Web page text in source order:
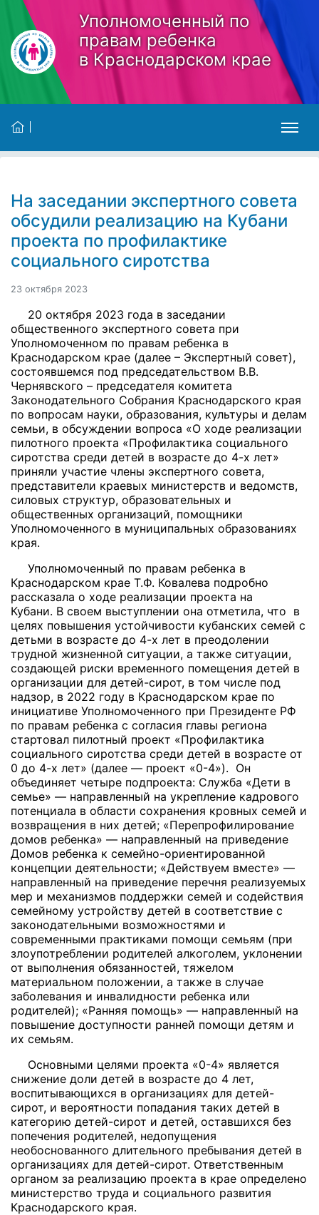
Skip to main content
Уполномоченный по
правам ребенка
в Краснодарском крае
На заседании экспертного совета
обсудили реализацию на Кубани
проекта по профилактике
социального сиротства
23 октября 2023
20 октября 2023 года в заседании
общественного экспертного совета при
Уполномоченном по правам ребенка в
Краснодарском крае (далее – Экспертный совет),
состоявшемся под председательством В.В.
Чернявского – председателя комитета
Законодательного Собрания Краснодарского края
по вопросам науки, образования, культуры и делам
семьи, в обсуждении вопроса «О ходе реализации
пилотного проекта «Профилактика социального
сиротства среди детей в возрасте до 4-х лет»
приняли участие члены экспертного совета,
представители краевых министерств и ведомств,
силовых структур, образовательных и
общественных организаций, помощники
Уполномоченного в муниципальных образованиях
края.
Уполномоченный по правам ребенка в
Краснодарском крае Т.Ф. Ковалева подробно
рассказала о ходе реализации проекта на
Кубани. В своем выступлении она отметила, что в
целях повышения устойчивости кубанских семей с
детьми в возрасте до 4-х лет в преодолении
трудной жизненной ситуации, а также ситуации,
создающей риски временного помещения детей в
организации для детей-сирот, в том числе под
надзор, в 2022 году в Краснодарском крае по
инициативе Уполномоченного при Президенте РФ
по правам ребенка с согласия главы региона
стартовал пилотный проект «Профилактика
социального сиротства среди детей в возрасте от
0 до 4-х лет» (далее — проект «0-4»). Он
объединяет четыре подпроекта: Служба «Дети в
семье» — направленный на укрепление кадрового
потенциала в области сохранения кровных семей и
возвращения в них детей; «Перепрофилирование
домов ребенка» — направленный на приведение
Домов ребенка к семейно-ориентированной
концепции деятельности; «Действуем вместе» —
направленный на приведение перечня реализуемых
мер и механизмов поддержки семей и содействия
семейному устройству детей в соответствие с
законодательными возможностями и
современными практиками помощи семьям (при
злоупотреблении родителей алкоголем, уклонении
от выполнения обязанностей, тяжелом
материальном положении, а также в случае
заболевания и инвалидности ребенка или
родителей); «Ранняя помощь» — направленный на
повышение доступности ранней помощи детям и
их семьям.
Основными целями проекта «0-4» является
снижение доли детей в возрасте до 4 лет,
воспитывающихся в организациях для детей-
сирот, и вероятности попадания таких детей в
категорию детей-сирот и детей, оставшихся без
попечения родителей, недопущения
необоснованного длительного пребывания детей в
организациях для детей-сирот. Ответственным
органом за реализацию проекта в крае определено
министерство труда и социального развития
Краснодарского края.